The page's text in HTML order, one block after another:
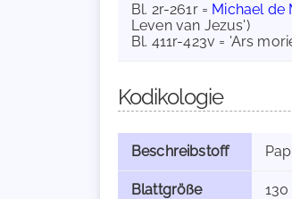
Bl. 2r-261r = Michael de
Leven van Jezus')
Bl. 411r-423v = 'Ars
Kodikologie
Beschreibstoff
Blattgröße